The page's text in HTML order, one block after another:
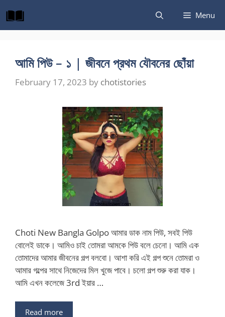
to
content
Menu
আমি পিউ – ১ | জীবনে প্রথম যৌবনের ছোঁয়া
February 17, 2023 by chotistories
Choti New Bangla Golpo আমার ডাক নাম পিউ, সবই পিউ
বোলেই ডাকে। আমিও চাই তোমরা আমকে পিউ বলে চেনো। আমি এক
তোমাদের আমার জীবনের গল্প বলবো। আশা করি এই গল্প শুনে তোমরা ও
আমার গল্পের সাথে নিজেদের মিল খুজে পাবে। চলো গল্প শুরু করা যাক।
আমি এখন কলেজে 3rd ইয়ার …
Read more